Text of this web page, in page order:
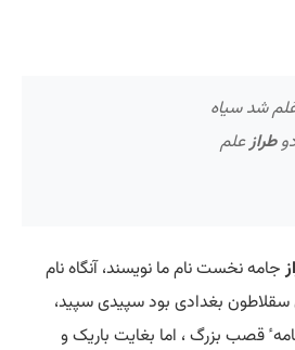
شد سیاه
طرازعلم
جامه نخست نام ما نویسند، آنگاه نام
سقلاطون بغدادی بود سپیدی سپید،
قصب بزرگ ، اما بغایت باریک و